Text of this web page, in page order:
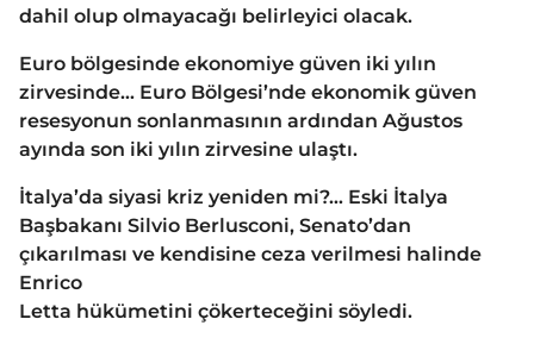
dahil olup olmayacağı belirleyici olacak.
Euro bölgesinde ekonomiye güven iki yılın
zirvesinde… Euro Bölgesi’nde ekonomik güven
resesyonun sonlanmasının ardından Ağustos
ayında son iki yılın zirvesine ulaştı.
İtalya’da siyasi kriz yeniden mi?… Eski İtalya
Başbakanı Silvio Berlusconi, Senato’dan
çıkarılması ve kendisine ceza verilmesi halinde
Enrico
Letta hükümetini çökerteceğini söyledi.